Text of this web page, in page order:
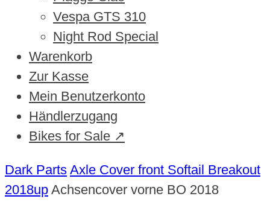
Vespa GTS 310
Night Rod Special
Warenkorb
Zur Kasse
Mein Benutzerkonto
Händlerzugang
Bikes for Sale ↗
Dark Parts Axle Cover front Softail Breakout
2018up Achsencover vorne BO 2018